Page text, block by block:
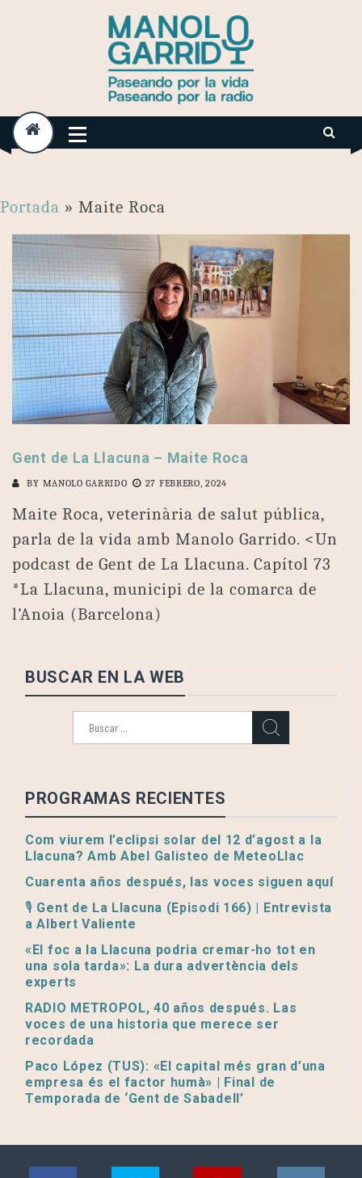
Portada » Maite Roca
Gent de La Llacuna – Maite Roca
BY MANOLO GARRIDO 27 FEBRERO, 2024
Maite Roca, veterinària de salut pública,
parla de la vida amb Manolo Garrido. <Un
podcast de Gent de La Llacuna. Capítol 73
*La Llacuna, municipi de la comarca de
l’Anoia (Barcelona)
BUSCAR EN LA WEB
PROGRAMAS RECIENTES
Com viurem l’eclipsi solar del 12 d’agost a la
Llacuna? Amb Abel Galisteo de MeteoLlac
Cuarenta años después, las voces siguen aquí
🎙️ Gent de La Llacuna (Episodi 166) | Entrevista
a Albert Valiente
«El foc a la Llacuna podria cremar-ho tot en
una sola tarda»: La dura advertència dels
experts
RADIO METROPOL, 40 años después. Las
voces de una historia que merece ser
recordada
Paco López (TUS): «El capital més gran d’una
empresa és el factor humà» | Final de
Temporada de ‘Gent de Sabadell’